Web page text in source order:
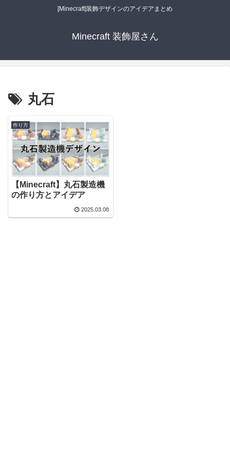
[Minecraft]装飾デザインのアイデアまとめ
Minecraft 装飾屋さん
丸石
作り方
【Minecraft】丸石製造機
の作り方とアイデア
2025.03.08